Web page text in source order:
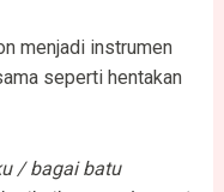
menjadi instrumen
seperti hentakan
/ bagai batu